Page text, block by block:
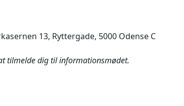
13, Ryttergade, 5000 Odense C
tilmelde dig til informationsmødet.